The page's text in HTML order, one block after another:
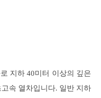
지하 40미터 이상의 깊은
속 열차입니다. 일반 지하